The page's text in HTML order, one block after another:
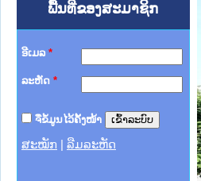
ພື້ນທີ່ຂອງສະມາຊິກ
ອີເມລ *
ລະຫັດ *
ຈື່ຂໍ້ມູນໄວ້ຄັ້ງໜ້າ
ສະໝັກ ລືມລະຫັດ